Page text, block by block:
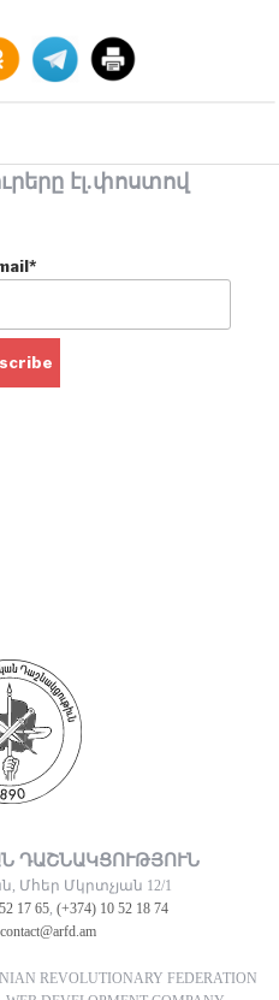
էլ.փոստով
ԴԱՇՆԱԿՑՈՒԹՅՈՒՆ
Մհեր Մկրտչյան 12/1
17 65, (+374) 10 52 18 74
contact@arfd.am
REVOLUTIONARY FEDERATION